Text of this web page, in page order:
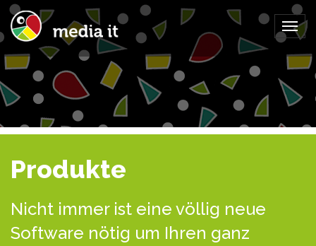
Produkte
Nicht immer ist eine völlig neue
Software nötig um Ihren ganz